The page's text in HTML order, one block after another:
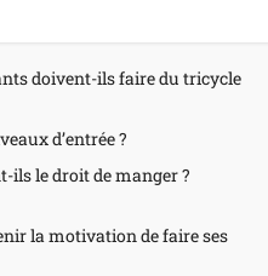
doivent-ils faire du tricycle
d’entrée ?
ils le droit de manger ?
la motivation de faire ses